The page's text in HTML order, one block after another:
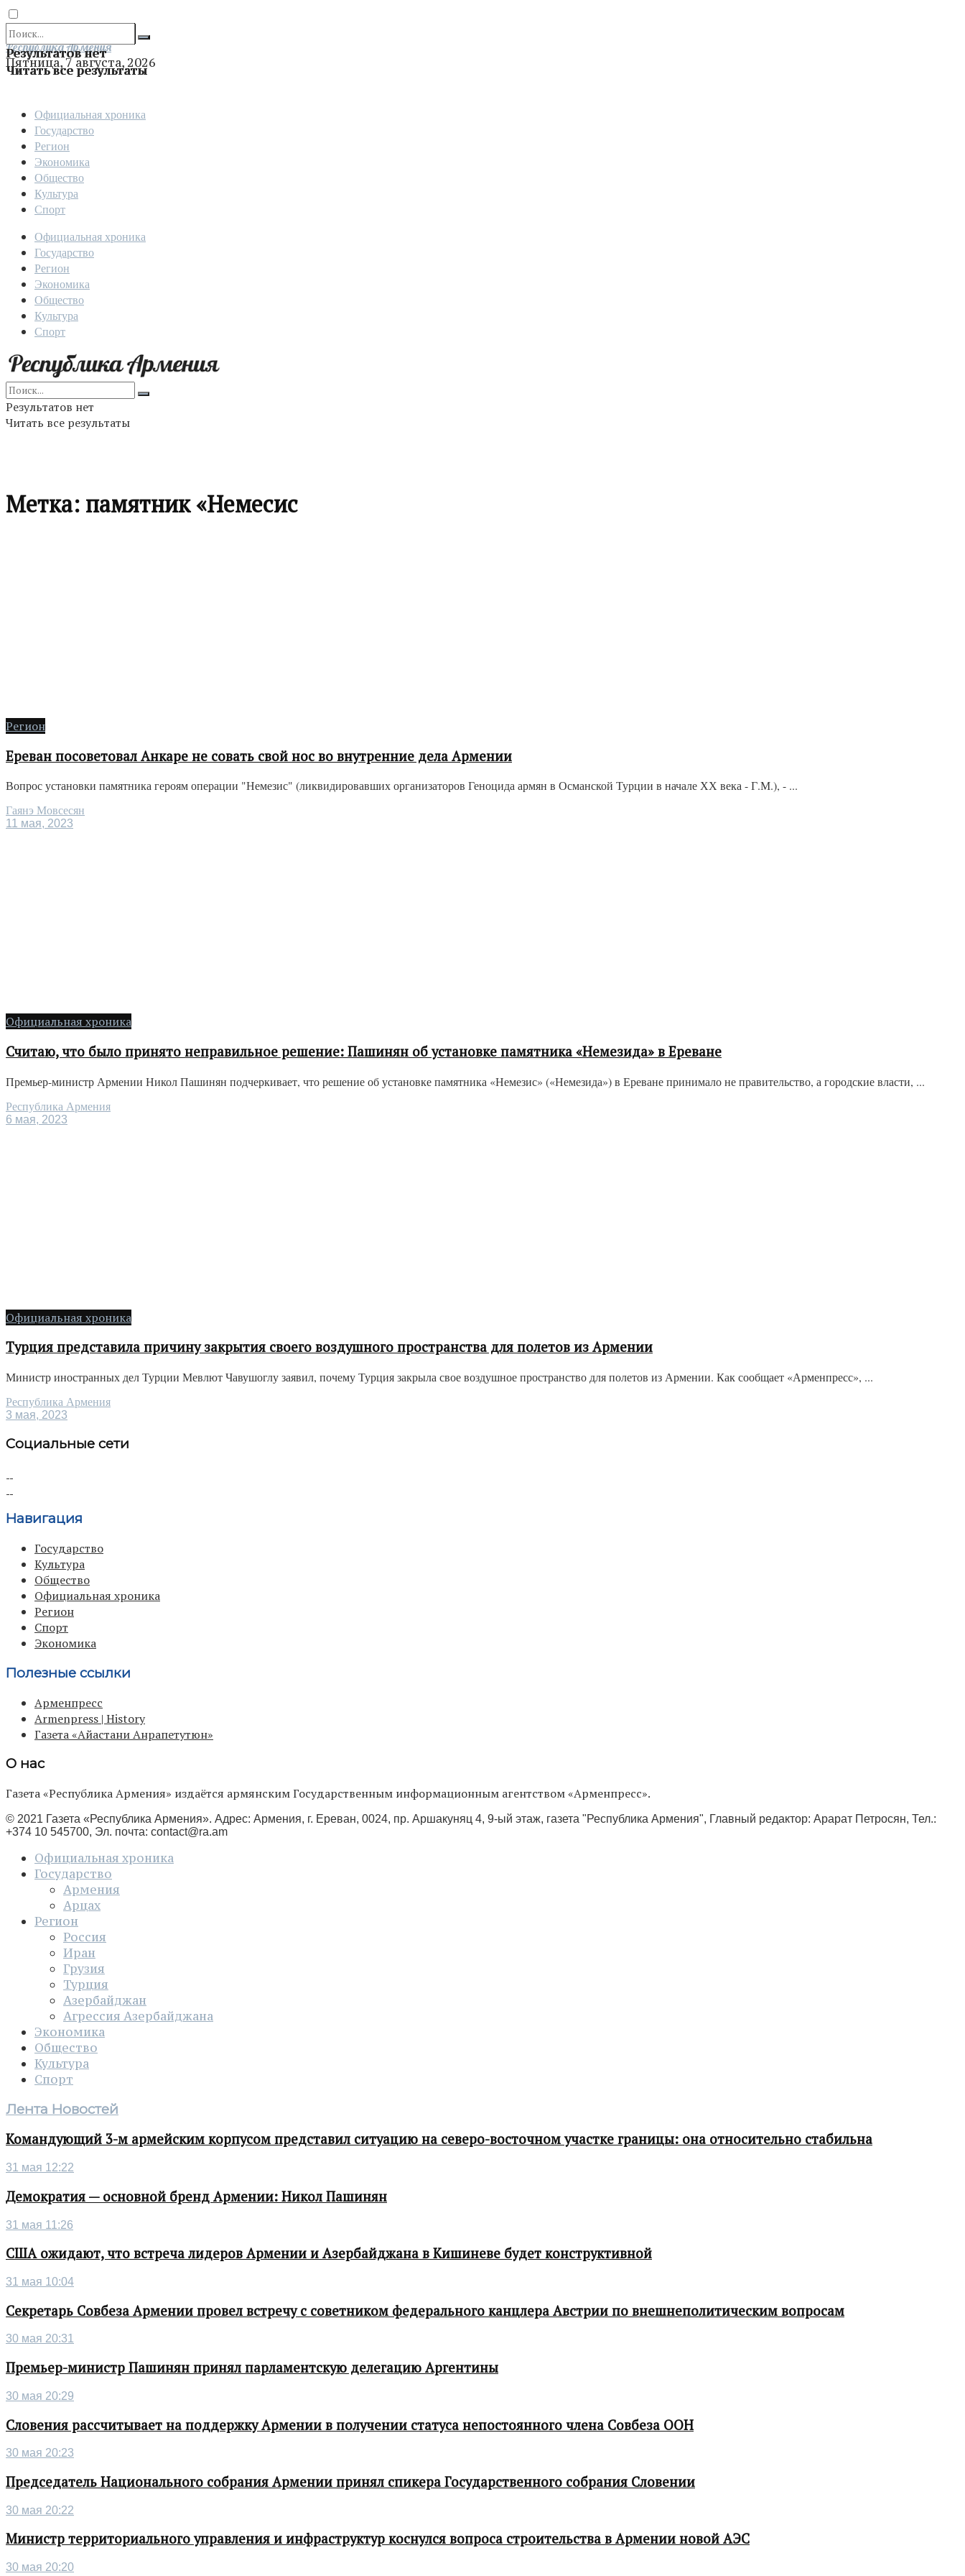
Результатов нет
Читать все результаты
Отправить
Республика Армения
Пятница, 7 августа, 2026
Официальная хроника
Государство
Регион
Экономика
Общество
Культура
Спорт
Официальная хроника
Государство
Регион
Экономика
Общество
Культура
Спорт
Результатов нет
Читать все результаты
Метка: памятник «Немесис
Регион
Ереван посоветовал Анкаре не совать свой нос во внутренние дела Армении
Вопрос установки памятника героям операции "Немезис" (ликвидировавших организаторов Геноцида армян в Османской Турции в начале ХХ века - Г.М.), - ...
Гаянэ Мовсесян
11 мая, 2023
Официальная хроника
Считаю, что было принято неправильное решение: Пашинян об установке памятника «Немезида» в Ереване
Премьер-министр Армении Никол Пашинян подчеркивает, что решение об установке памятника «Немезис» («Немезида») в Ереване принимало не правительство, а городские власти, ...
Республика Армения
6 мая, 2023
Официальная хроника
Турция представила причину закрытия своего воздушного пространства для полетов из Армении
Министр иностранных дел Турции Мевлют Чавушоглу заявил, почему Турция закрыла свое воздушное пространство для полетов из Армении. Как сообщает «Арменпресс», ...
Республика Армения
3 мая, 2023
Социальные сети
Навигация
Государство
Культура
Общество
Официальная хроника
Регион
Спорт
Экономика
Полезные ссылки
Арменпресс
Armenpress | History
Газета «Айастани Анрапетутюн»
О нас
Газета «Республика Армения» издаётся армянским Государственным информационным агентством «Арменпресс».
© 2021 Газета «Республика Армения». Адрес: Армения, г. Ереван, 0024, пр. Аршакуняц 4, 9-ый этаж, газета "Республика Армения", Главный редактор: Арарат Петросян, Тел.:
+374 10 545700, Эл. почта: contact@ra.am
Официальная хроника
Государство
Армения
Арцах
Регион
Россия
Иран
Грузия
Турция
Азербайджан
Агрессия Азербайджана
Экономика
Общество
Культура
Спорт
Лента Новостей
Командующий 3-м армейским корпусом представил ситуацию на северо-восточном участке границы: она относительно стабильна
31 мая 12:22
Демократия — основной бренд Армении: Никол Пашинян
31 мая 11:26
США ожидают, что встреча лидеров Армении и Азербайджана в Кишиневе будет конструктивной
31 мая 10:04
Секретарь Совбеза Армении провел встречу с советником федерального канцлера Австрии по внешнеполитическим вопросам
30 мая 20:31
Премьер-министр Пашинян принял парламентскую делегацию Аргентины
30 мая 20:29
Словения рассчитывает на поддержку Армении в получении статуса непостоянного члена Совбеза ООН
30 мая 20:23
Председатель Национального собрания Армении принял спикера Государственного собрания Словении
30 мая 20:22
Министр территориального управления и инфраструктур коснулся вопроса строительства в Армении новой АЭС
30 мая 20:20